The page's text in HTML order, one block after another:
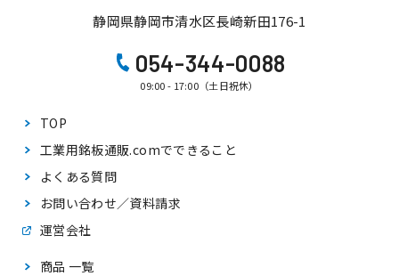
静岡県静岡市清水区長崎新田176-1
054-344-0088
09:00 - 17:00（土日祝休）
TOP
工業用銘板通販.comでできること
よくある質問
お問い合わせ／資料請求
運営会社
商品 一覧